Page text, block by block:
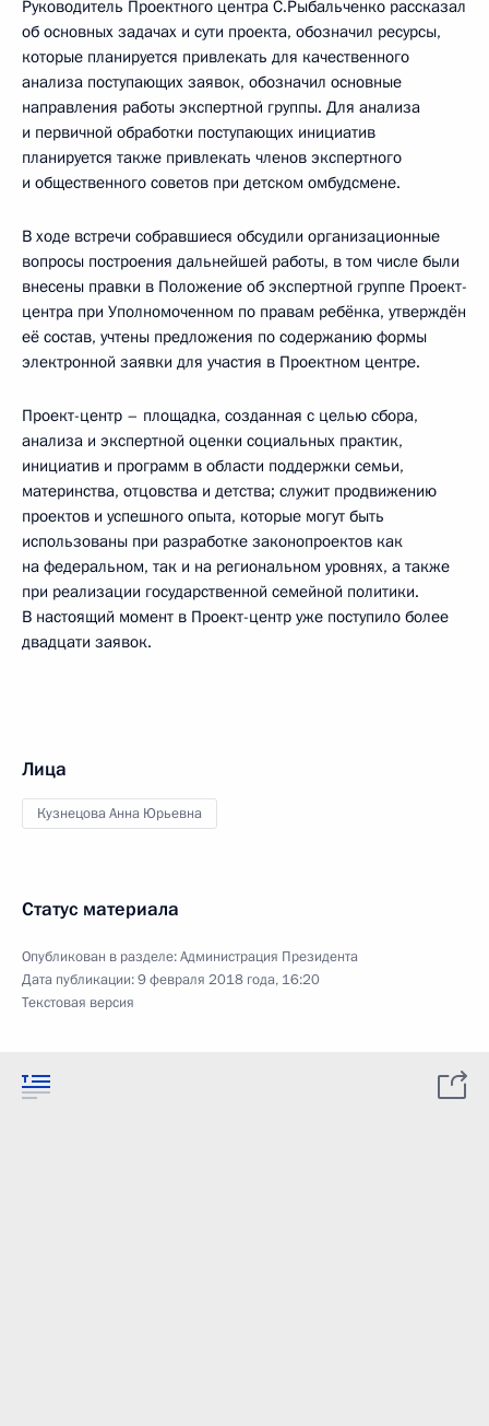
Руководитель Проектного центра С.Рыбальченко рассказал
об основных задачах и сути проекта, обозначил ресурсы,
которые планируется привлекать для качественного
анализа поступающих заявок, обозначил основные
направления работы экспертной группы. Для анализа
и первичной обработки поступающих инициатив
планируется также привлекать членов экспертного
и общественного советов при детском омбудсмене.
В ходе встречи собравшиеся обсудили организационные
вопросы построения дальнейшей работы, в том числе были
внесены правки в Положение об экспертной группе Проект-
центра при Уполномоченном по правам ребёнка, утверждён
её состав, учтены предложения по содержанию формы
электронной заявки для участия в Проектном центре.
Проект-центр – площадка, созданная с целью сбора,
анализа и экспертной оценки социальных практик,
инициатив и программ в области поддержки семьи,
материнства, отцовства и детства; служит продвижению
проектов и успешного опыта, которые могут быть
использованы при разработке законопроектов как
на федеральном, так и на региональном уровнях, а также
при реализации государственной семейной политики.
В настоящий момент в Проект-центр уже поступило более
двадцати заявок.
Лица
Кузнецова Анна Юрьевна
Статус материала
Опубликован в разделе:Администрация Президента
Дата публикации:9 февраля 2018 года, 16:20
Текстовая версия